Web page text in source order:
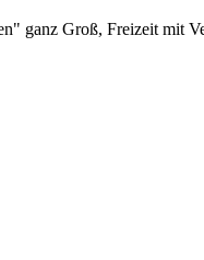
ganz Groß, Freizeit mit